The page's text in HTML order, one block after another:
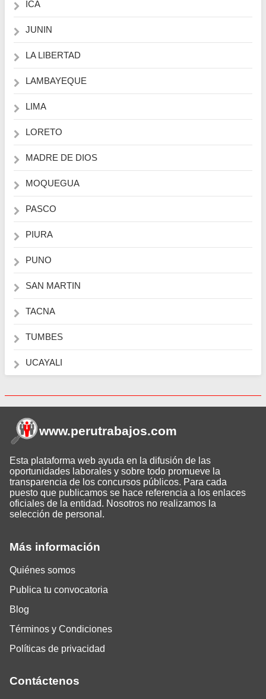
ICA
JUNIN
LA LIBERTAD
LAMBAYEQUE
LIMA
LORETO
MADRE DE DIOS
MOQUEGUA
PASCO
PIURA
PUNO
SAN MARTIN
TACNA
TUMBES
UCAYALI
Más información
Quiénes somos
Publica tu convocatoria
Blog
Términos y Condiciones
Políticas de privacidad
Contáctenos
www.perutrabajos.com
Esta plataforma web ayuda en la difusión de las
oportunidades laborales y sobre todo promueve la
transparencia de los concursos públicos. Para cada
puesto que publicamos se hace referencia a los enlaces
oficiales de la entidad. Nosotros no realizamos la
selección de personal.